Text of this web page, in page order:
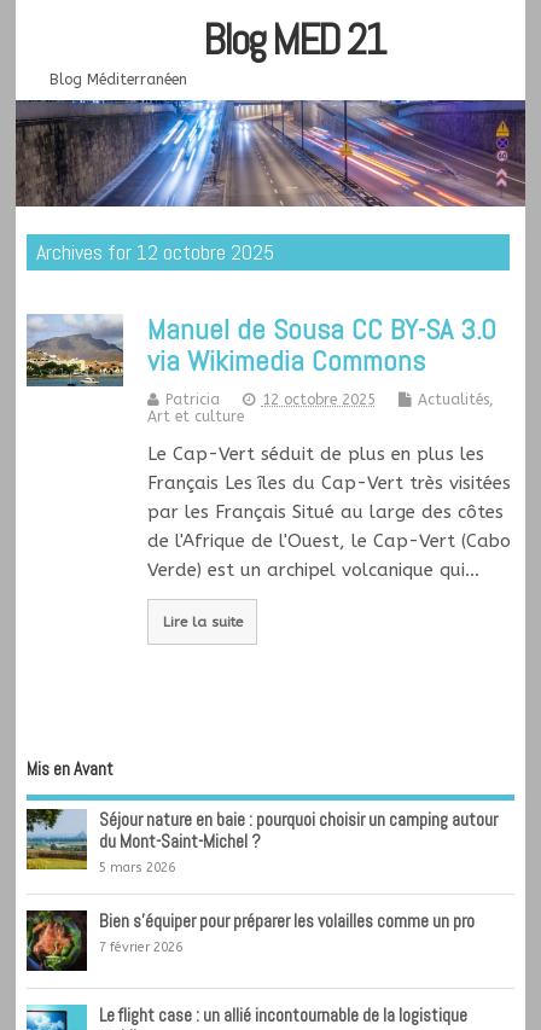
Blog MED 21
Blog Méditerranéen
Archives for 12 octobre 2025
Manuel de Sousa CC BY-SA 3.0
via Wikimedia Commons
Patricia 12 octobre 2025
Actualités,
Art et culture
Le Cap-Vert séduit de plus en plus les
Français Les îles du Cap-Vert très visitées
par les Français Situé au large des côtes
de l'Afrique de l'Ouest, le Cap-Vert (Cabo
Verde) est un archipel volcanique qui…
Lire la suite
Mis en Avant
Séjour nature en baie : pourquoi choisir un camping autour
du Mont-Saint-Michel ?
5 mars 2026
Bien s’équiper pour préparer les volailles comme un pro
7 février 2026
Le flight case : un allié incontournable de la logistique